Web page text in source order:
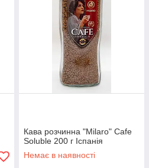
Кава розчинна "Milaro" Cafe
Soluble 200 г Іспанія
Немає в наявності